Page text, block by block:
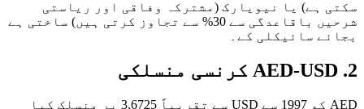
ہے) یا نیویارک (مشترکہ وفاقی اور ریاستی
شرحیں باقاعدگی سے 30% سے تجاوز کرتی ہیں) ساختی ہے
سائیکلی کے۔
AED کو 1997 سے USD سے تقریباً 3.6725 پر منسلک کیا